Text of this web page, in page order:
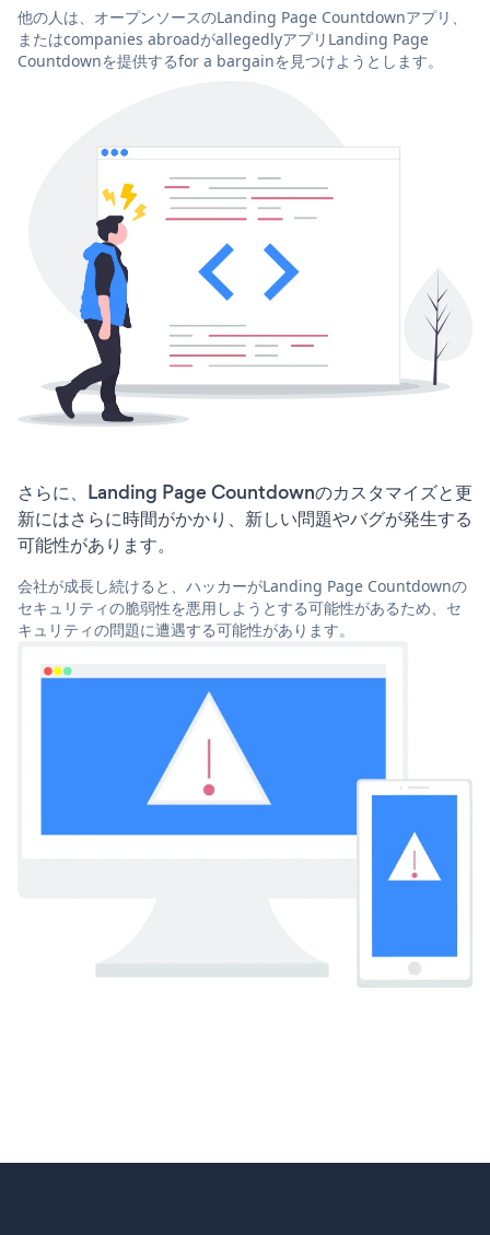
他の人は、オープンソースのLanding Page Countdownアプリ、
またはcompanies abroadがallegedlyアプリLanding Page
Countdownを提供するfor a bargainを見つけようとします。
さらに、Landing Page Countdownのカスタマイズと更
新にはさらに時間がかかり、新しい問題やバグが発生する
可能性があります。
会社が成長し続けると、ハッカーがLanding Page Countdownの
セキュリティの脆弱性を悪用しようとする可能性があるため、セ
キュリティの問題に遭遇する可能性があります。